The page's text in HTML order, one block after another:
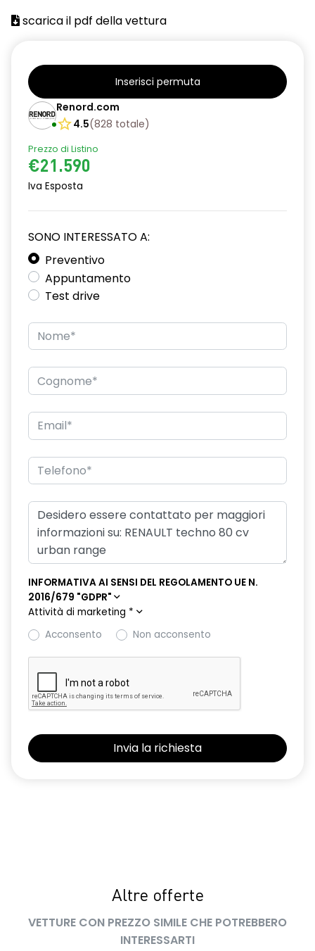
scarica il pdf della vettura
Inserisci permuta
Renord.com
4.5(828 totale)
Prezzo di Listino
€21.590
Iva Esposta
SONO INTERESSATO A:
Preventivo
Appuntamento
Test drive
INFORMATIVA AI SENSI DEL REGOLAMENTO UE N.
2016/679 "GDPR"
Attività di marketing *
Acconsento
Non acconsento
Altre offerte
VETTURE CON PREZZO SIMILE CHE POTREBBERO
INTERESSARTI